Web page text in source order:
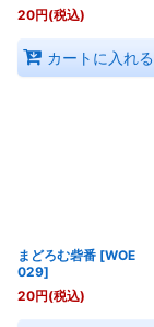
20円(税込)
カートに入れる
まどろむ砦番 [WOE
029]
20円(税込)